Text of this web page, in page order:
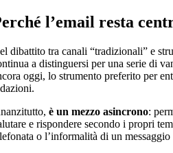
l’email resta
dibattito tra canali “tradizionali” e
a distinguersi per una serie di
oggi, lo strumento preferito per
è un mezzo asincrono:
e rispondere secondo i propri
o l’informalità di un